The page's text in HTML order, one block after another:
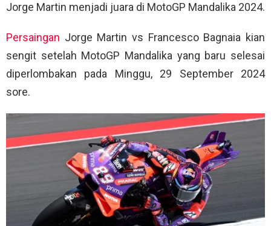
Jorge Martin menjadi juara di MotoGP Mandalika 2024.
Persaingan Jorge Martin vs Francesco Bagnaia kian
sengit setelah MotoGP Mandalika yang baru selesai
diperlombakan pada Minggu, 29 September 2024
sore.